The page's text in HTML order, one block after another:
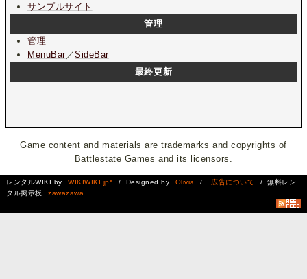
サンプルサイト
管理
管理
MenuBar／SideBar
最終更新
Game content and materials are trademarks and copyrights of
Battlestate Games and its licensors.
レンタルWIKI by WIKIWIKI.jp* / Designed by Olivia / 広告について
/ 無料レン
タル掲示板
zawazawa